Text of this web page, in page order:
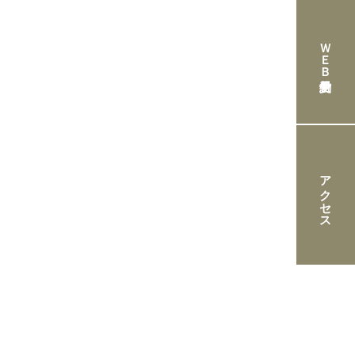
ＷＥＢ予約受付
アクセス